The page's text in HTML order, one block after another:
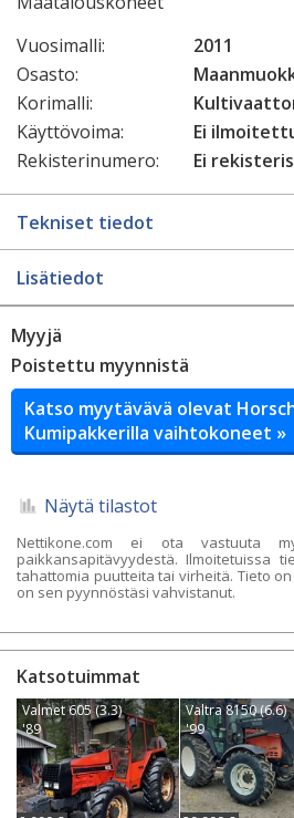
Vuosimalli:
2011
Osasto:
Korimalli:
Käyttövoima:
Ei
Rekisterinumero:
Ei
Tekniset tiedot
Lisätiedot
Myyjä
Poistettu myynnistä
Katso myytävävä olevat
Kumipakkerilla vaihtokoneet »
Näytä tilastot
Nettikone.com ei ota vastuuta
paikkansapitävyydestä. Ilmoitetuissa
tahattomia puutteita tai virheitä. Tieto
on sen pyynnöstäsi vahvistanut.
Katsotuimmat
Valmet 605 (3.3)
'89
Valtra 8150 (6.6)
'99